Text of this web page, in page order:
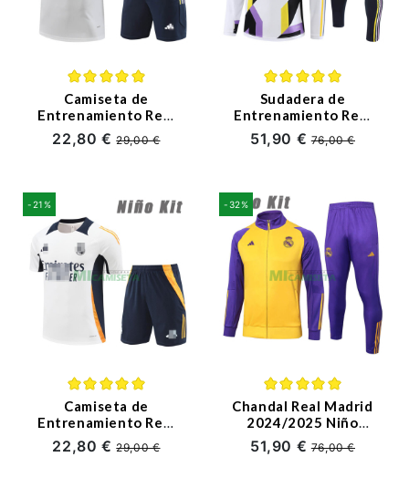
Camiseta de
Entrenamiento Real
Madrid 2023/2024
Niño Kit Blanco/Azul
22,80 €29,00 €
Sudadera de
Entrenamiento Real
Madrid 2023/2024
Niño Kit Policromo
51,90 €76,00 €
-21%
Camiseta de
Entrenamiento Real
Madrid 2024/2025
Niño Kit
22,80 €29,00 €
-32%
Chandal Real Madrid
2024/2025 Niño
Amarillo/Morado
51,90 €76,00 €